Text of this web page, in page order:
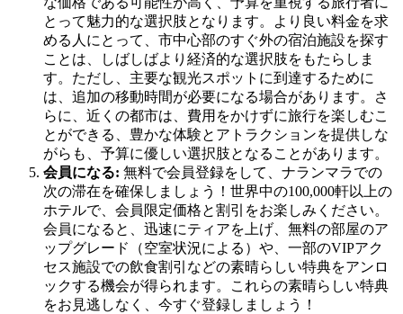
とって魅力的な選択肢となります。より良い料金を求
める人にとって、市中心部のすぐ外の宿泊施設を探す
ことは、しばしばより経済的な選択肢をもたらしま
す。ただし、主要な観光スポットに到達するために
は、追加の移動時間が必要になる場合があります。さ
らに、近くの都市は、費用をかけずに旅行を楽しむこ
とができる、豊かな体験とアトラクションを提供しな
がらも、予算に優しい選択肢となることがあります。
会員になる: 無料で会員登録をして、ナランマラでの
次の滞在を確保しましょう！世界中の100,000軒以上の
ホテルで、会員限定価格と割引をお楽しみください。
会員になると、迅速にティアを上げ、無料の部屋のア
ップグレード（空室状況による）や、一部のVIPアク
セス施設での飲食割引などの素晴らしい特典をアンロ
ックする機会が得られます。これらの素晴らしい特典
をお見逃しなく、今すぐ登録しましょう！